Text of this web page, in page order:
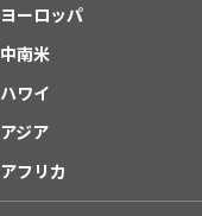
ヨーロッパ
中南米
ハワイ
アジア
アフリカ